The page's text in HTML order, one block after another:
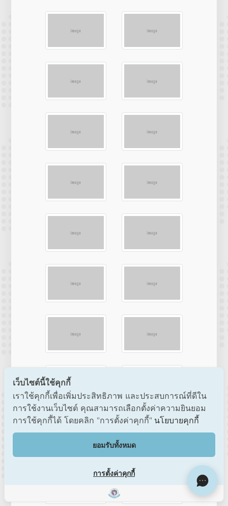
Connecting…
เว็บไซต์นี้ใช้คุกกี้
เราใช้คุกกี้เพื่อเพิ่มประสิทธิภาพ และประสบการณ์ที่ดีใน
การใช้งานเว็บไซต์ คุณสามารถเลือกตั้งค่าความยินยอม
การใช้คุกกี้ได้ โดยคลิก "การตั้งค่าคุกกี้" นโยบายคุกกี้
ยอมรับทั้งหมด
การตั้งค่าคุกกี้